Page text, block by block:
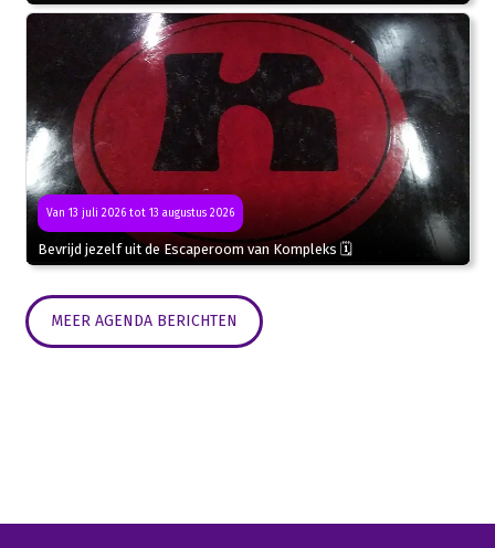
Van 13 juli 2026 tot 13 augustus 2026
Bevrijd jezelf uit de Escaperoom van Kompleks 🗓
MEER AGENDA BERICHTEN